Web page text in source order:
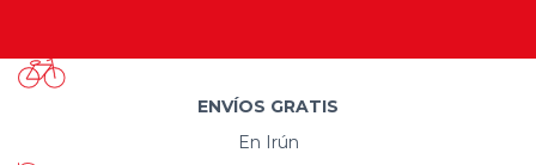
ENVÍOS GRATIS
En Irún